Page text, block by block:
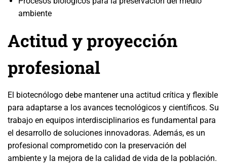
ambiente
Actitud y proyección
profesional
El biotecnólogo debe mantener una actitud crítica y flexible
para adaptarse a los avances tecnológicos y científicos. Su
trabajo en equipos interdisciplinarios es fundamental para
el desarrollo de soluciones innovadoras. Además, es un
profesional comprometido con la preservación del
ambiente y la mejora de la calidad de vida de la población.